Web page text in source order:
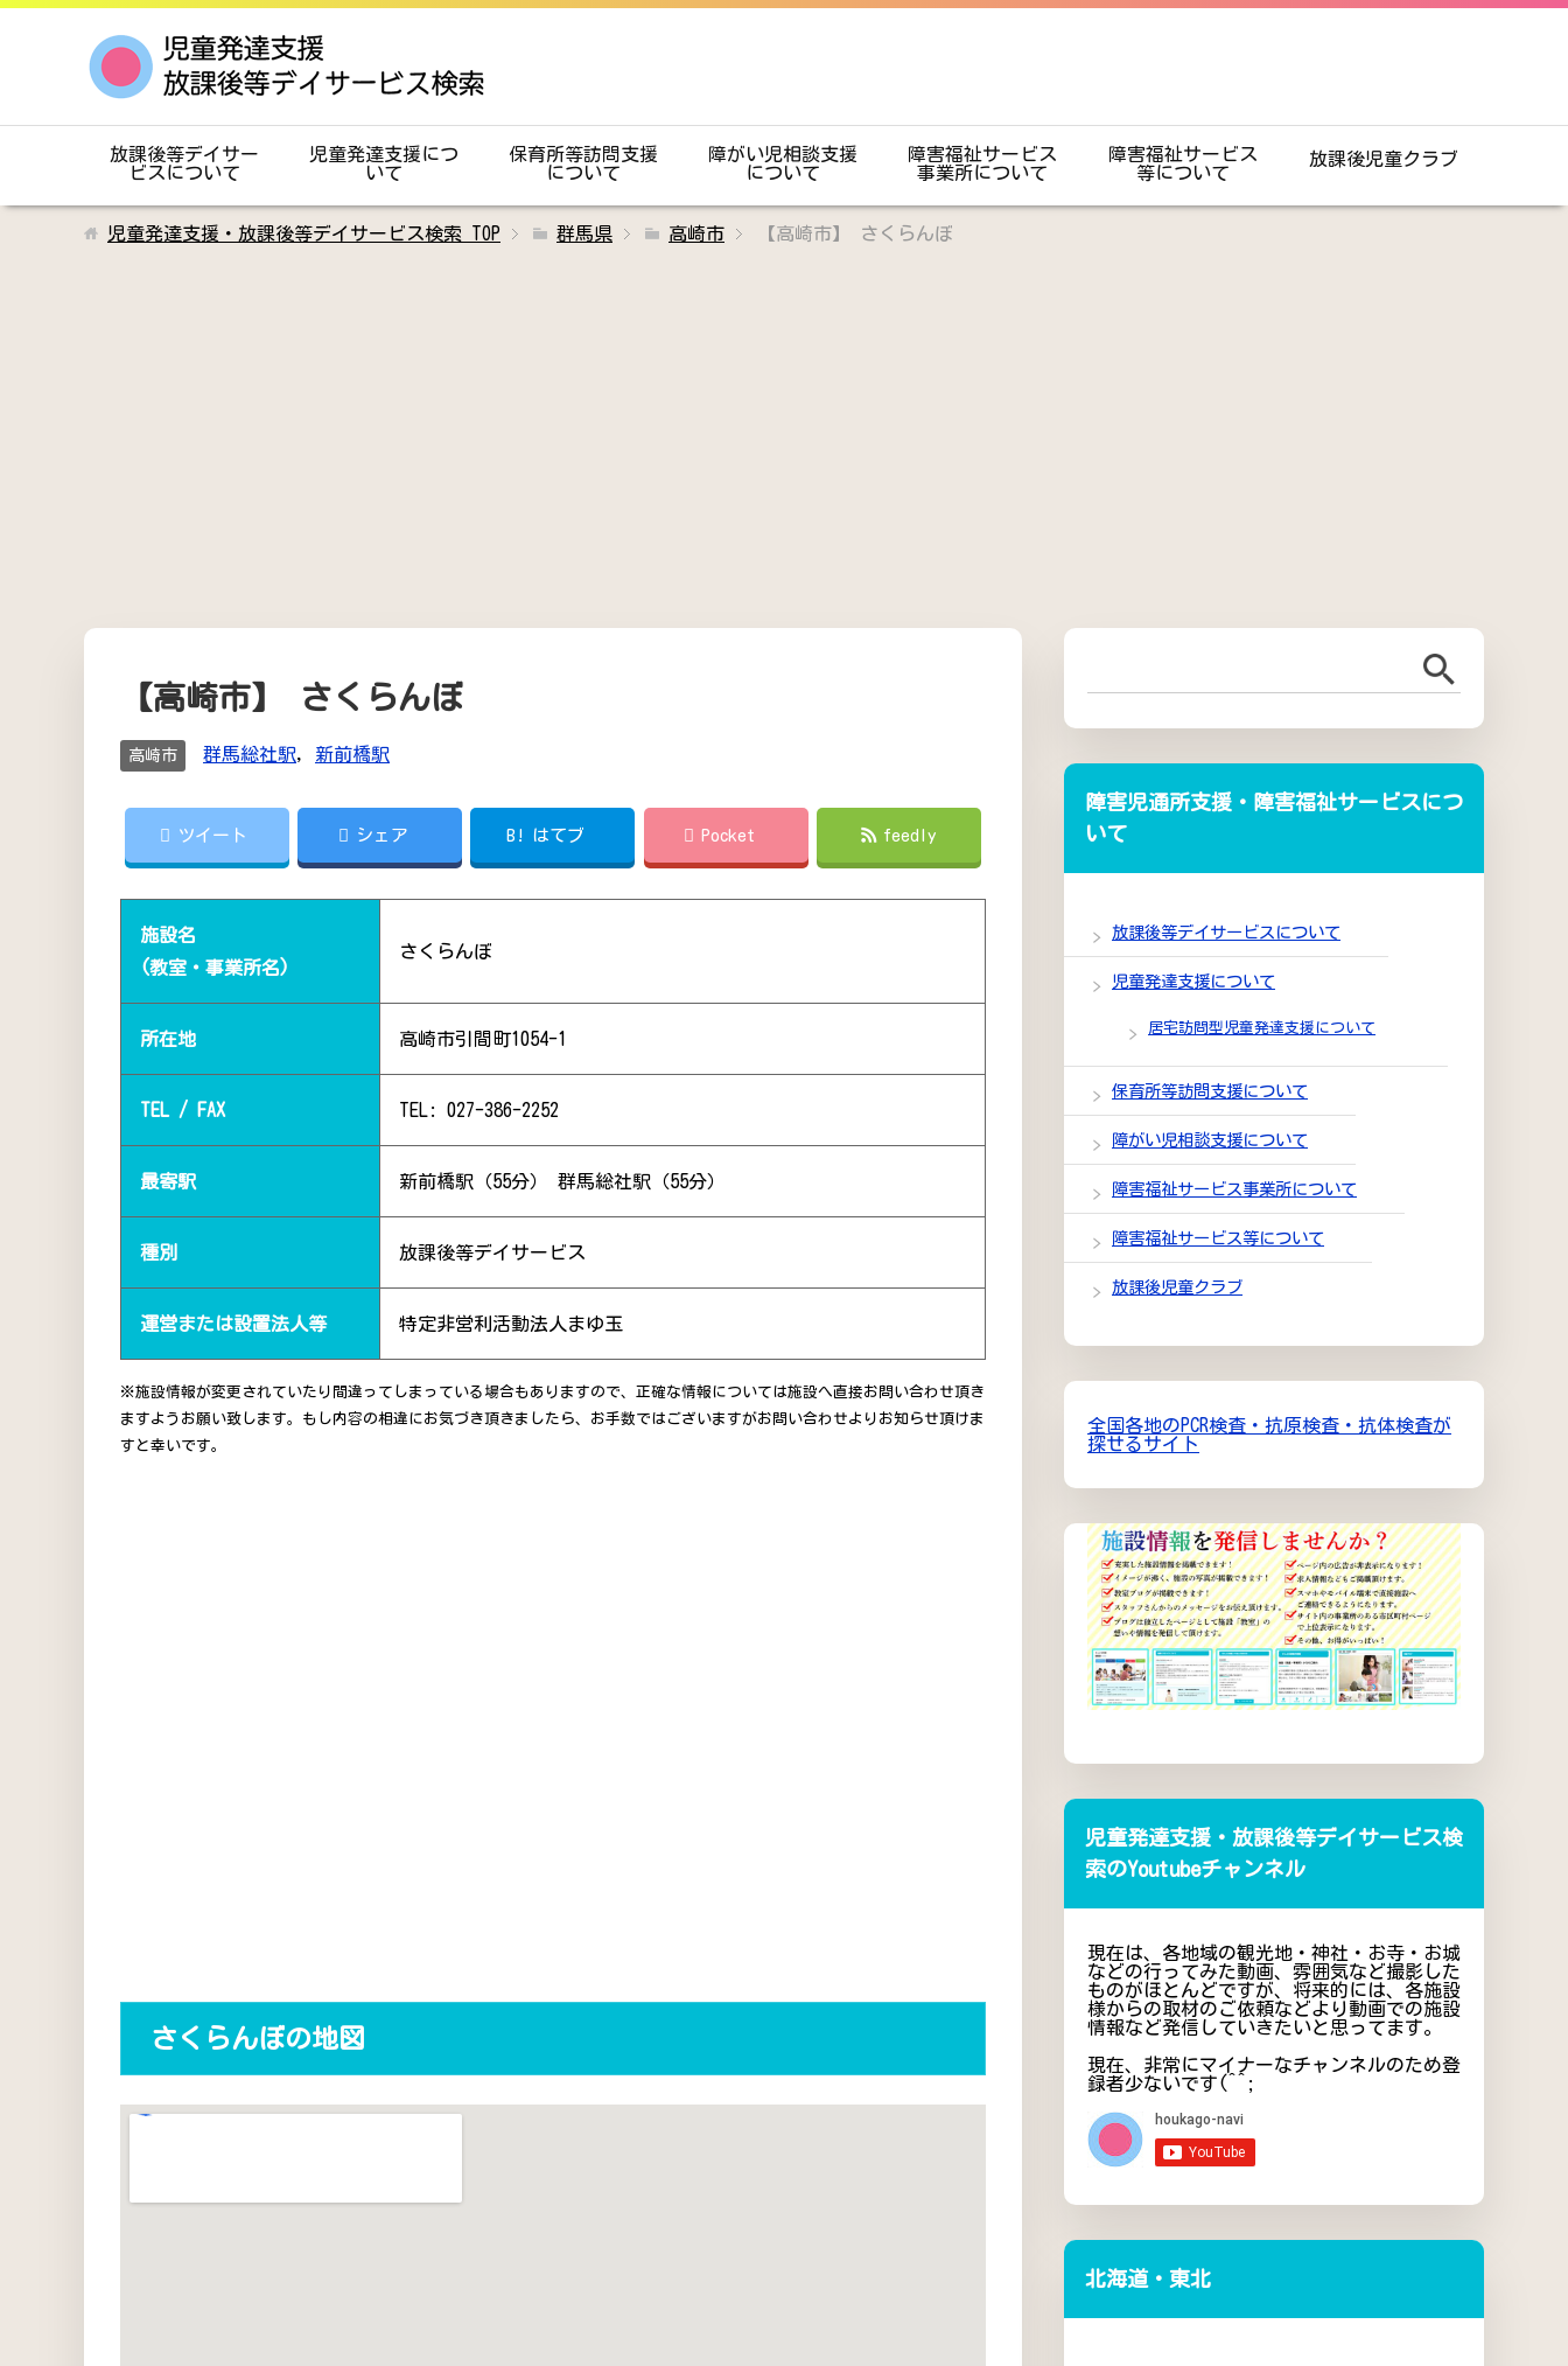
放課後等デイサー
ビスについて
児童発達支援につ
いて
保育所等訪問支援
について
障がい児相談支援
について
障害福祉サービス
事業所について
障害福祉サービス
等について
放課後児童クラブ
児童発達支援・放課後等デイサービス検索 TOP 群馬県 高崎市 【高崎市】 さくらんぼ
【高崎市】 さくらんぼ
高崎市 群馬総社駅, 新前橋駅
ツイート シェア B! はてブ Pocket feedly
施設名
(教室・事業所名)
さくらんぼ
所在地 高崎市引間町1054-1
TEL / FAX TEL: 027-386-2252
最寄駅 新前橋駅（55分） 群馬総社駅（55分）
種別 放課後等デイサービス
運営または設置法人等 特定非営利活動法人まゆ玉
※施設情報が変更されていたり間違ってしまっている場合もありますので、正確な情報については施設へ直接お問い合わせ頂き
ますようお願い致します。もし内容の相違にお気づき頂きましたら、お手数ではございますがお問い合わせよりお知らせ頂けま
すと幸いです。
さくらんぼの地図
障害児通所支援・障害福祉サービスにつ
いて
放課後等デイサービスについて
児童発達支援について
居宅訪問型児童発達支援について
保育所等訪問支援について
障がい児相談支援について
障害福祉サービス事業所について
障害福祉サービス等について
放課後児童クラブ
全国各地のPCR検査・抗原検査・抗体検査が
探せるサイト
児童発達支援・放課後等デイサービス検
索のYoutubeチャンネル
現在は、各地域の観光地・神社・お寺・お城
などの行ってみた動画、雰囲気など撮影した
ものがほとんどですが、将来的には、各施設
様からの取材のご依頼などより動画での施設
情報など発信していきたいと思ってます。
現在、非常にマイナーなチャンネルのため登
録者少ないです(^^;
北海道・東北